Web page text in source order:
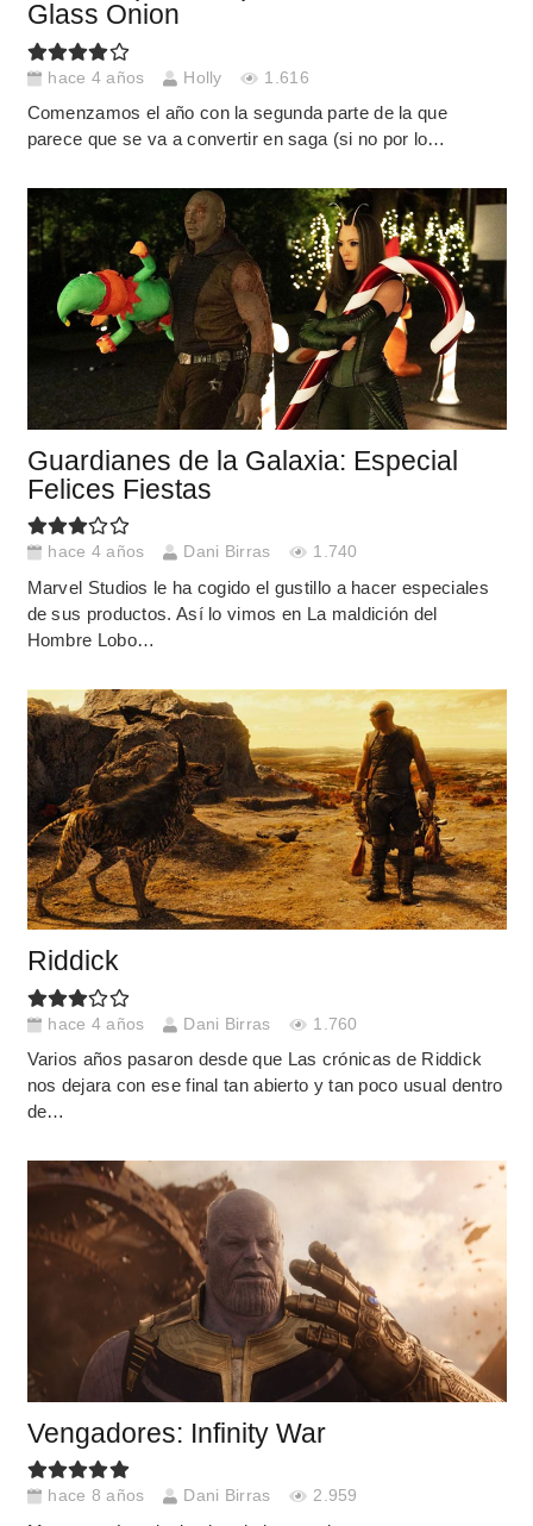
Glass Onion
hace 4 años Holly 1.616
Comenzamos el año con la segunda parte de la que
parece que se va a convertir en saga (si no por lo…
Guardianes de la Galaxia: Especial
Felices Fiestas
hace 4 años Dani Birras 1.740
Marvel Studios le ha cogido el gustillo a hacer especiales
de sus productos. Así lo vimos en La maldición del
Hombre Lobo…
Riddick
hace 4 años Dani Birras 1.760
Varios años pasaron desde que Las crónicas de Riddick
nos dejara con ese final tan abierto y tan poco usual dentro
de…
Vengadores: Infinity War
hace 8 años Dani Birras 2.959